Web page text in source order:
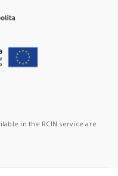
in the RCIN service are